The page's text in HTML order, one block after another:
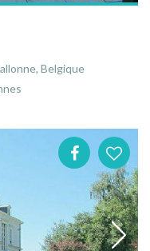
Belgique